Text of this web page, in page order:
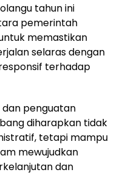
tahun ini
pemerintah
memastikan
selaras dengan
terhadap
penguatan
diharapkan tidak
tetapi mampu
mewujudkan
dan